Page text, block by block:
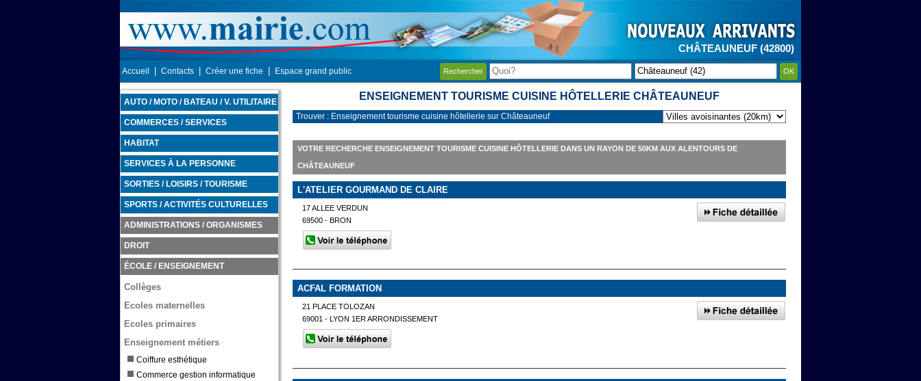
CHÂTEAUNEUF (42800)
Accueil Contacts Créer une fiche Espace grand public Rechercher OK
AUTO / MOTO / BATEAU / V. UTILITAIRE
COMMERCES / SERVICES
HABITAT
SERVICES À LA PERSONNE
SORTIES / LOISIRS / TOURISME
SPORTS / ACTIVITÉS CULTURELLES
ADMINISTRATIONS / ORGANISMES
DROIT
ÉCOLE / ENSEIGNEMENT
Collèges
Ecoles maternelles
Ecoles primaires
Enseignement métiers
Coiffure esthétique
Commerce gestion informatique
ENSEIGNEMENT TOURISME CUISINE HÔTELLERIE CHÂTEAUNEUF
Trouver : Enseignement tourisme cuisine hôtellerie sur Châteauneuf
VOTRE RECHERCHE ENSEIGNEMENT TOURISME CUISINE HÔTELLERIE DANS UN RAYON DE 50KM AUX ALENTOURS DE
CHÂTEAUNEUF
L'ATELIER GOURMAND DE CLAIRE
17 ALLEE VERDUN
69500 - BRON
ACFAL FORMATION
21 PLACE TOLOZAN
69001 - LYON 1ER ARRONDISSEMENT